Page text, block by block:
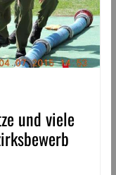
und viele